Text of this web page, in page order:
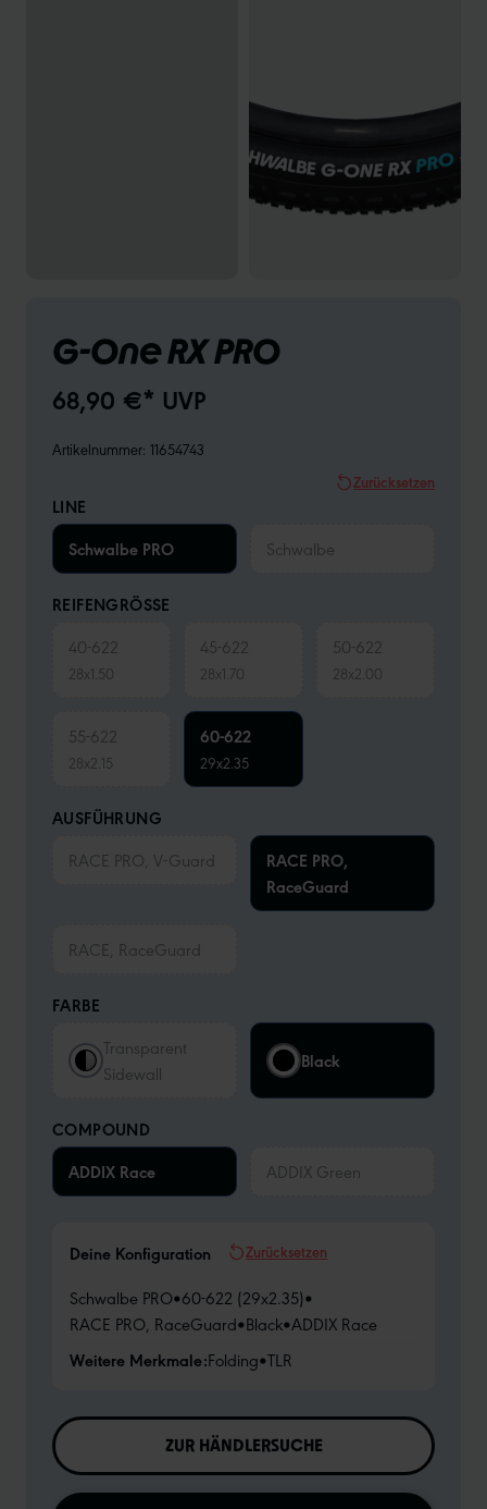
G-One RX PRO
68,90 €* UVP
Artikelnummer: 11654743
Zurücksetzen
LINE
Schwalbe PRO
Schwalbe
REIFENGRÖSSE
40-622
28x1.50
45-622
28x1.70
50-622
28x2.00
55-622
28x2.15
60-622
29x2.35
AUSFÜHRUNG
RACE PRO, V-Guard
RACE PRO,
RaceGuard
RACE, RaceGuard
FARBE
Transparent
Sidewall
Black
COMPOUND
ADDIX Race
ADDIX Green
Deine Konfiguration Zurücksetzen
Schwalbe PRO•60-622 (29x2.35)•
RACE PRO, RaceGuard•Black•ADDIX Race
Weitere Merkmale:Folding•TLR
ZUR HÄNDLERSUCHE